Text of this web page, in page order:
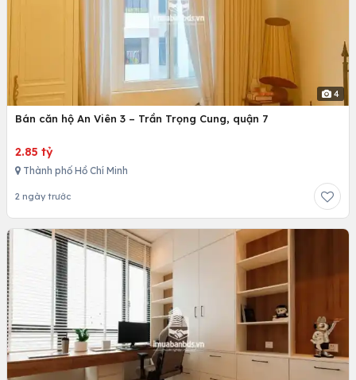
4
Bán căn hộ An Viên 3 – Trần Trọng Cung, quận 7
2.85 tỷ
Thành phố Hồ Chí Minh
2 ngày trước